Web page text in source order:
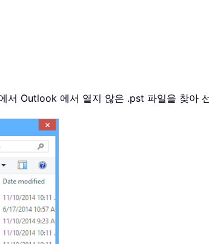
Outlook 에서 열지 않은 .pst 파일을 찾아